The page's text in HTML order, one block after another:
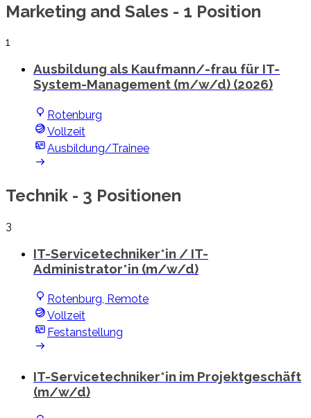
Marketing and Sales - 1 Position
1
Ausbildung als Kaufmann/-frau für IT-
System-Management (m/w/d) (2026)
Rotenburg
Vollzeit
Ausbildung/Trainee
Technik - 3 Positionen
3
IT-Servicetechniker*in / IT-
Administrator*in (m/w/d)
Rotenburg, Remote
Vollzeit
Festanstellung
IT-Servicetechniker*in im Projektgeschäft
(m/w/d)